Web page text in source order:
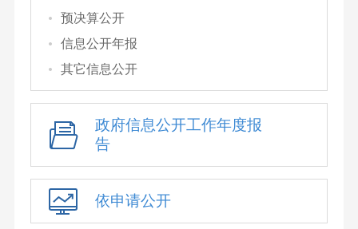
预决算公开
信息公开年报
其它信息公开
政府信息公开工作年度报
告
依申请公开